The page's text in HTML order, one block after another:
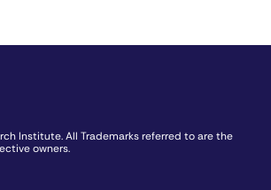
Institute. All Trademarks referred to are the
owners.